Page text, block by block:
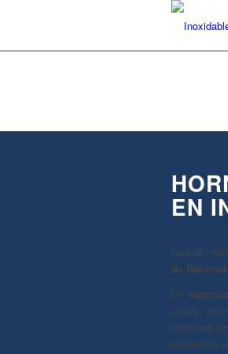
EN
Cuando
de Rational.
Un
utiliza
servicios
representa